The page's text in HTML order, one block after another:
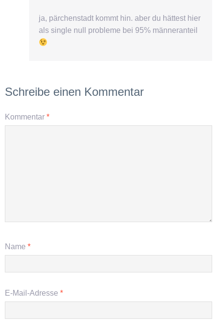
ja, pärchenstadt kommt hin. aber du hättest hier
als single null probleme bei 95% männeranteil
Schreibe einen Kommentar
Kommentar *
Name *
E-Mail-Adresse *